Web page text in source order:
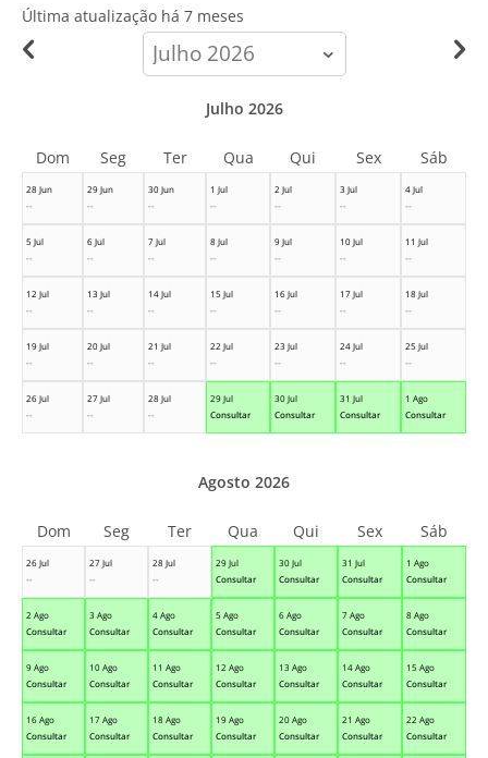
Última atualização há 7 meses
calendar-
month
28 Jun
--
29 Jun
--
30 Jun
--
1 Jul
--
2 Jul
--
3 Jul
--
4 Jul
--
5 Jul
--
6 Jul
--
7 Jul
--
8 Jul
--
9 Jul
--
10 Jul
--
11 Jul
--
12 Jul
--
13 Jul
--
14 Jul
--
15 Jul
--
16 Jul
--
17 Jul
--
18 Jul
--
19 Jul
--
20 Jul
--
21 Jul
--
22 Jul
--
23 Jul
--
24 Jul
--
25 Jul
--
26 Jul
--
27 Jul
--
28 Jul
--
29 Jul
Consultar
30 Jul
Consultar
31 Jul
Consultar
1 Ago
Consultar
Julho 2026
Dom Seg Ter Qua Qui Sex Sáb
26 Jul
--
27 Jul
--
28 Jul
--
29 Jul
Consultar
30 Jul
Consultar
31 Jul
Consultar
1 Ago
Consultar
2 Ago
Consultar
3 Ago
Consultar
4 Ago
Consultar
5 Ago
Consultar
6 Ago
Consultar
7 Ago
Consultar
8 Ago
Consultar
9 Ago
Consultar
10 Ago
Consultar
11 Ago
Consultar
12 Ago
Consultar
13 Ago
Consultar
14 Ago
Consultar
15 Ago
Consultar
16 Ago
Consultar
17 Ago
Consultar
18 Ago
Consultar
19 Ago
Consultar
20 Ago
Consultar
21 Ago
Consultar
22 Ago
Consultar
Agosto 2026
Dom Seg Ter Qua Qui Sex Sáb